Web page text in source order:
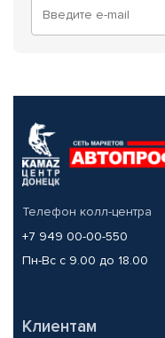
Телефон колл-центра
+7 949 00-00-550
Пн-Вс с 9.00 до 18.00
Клиентам